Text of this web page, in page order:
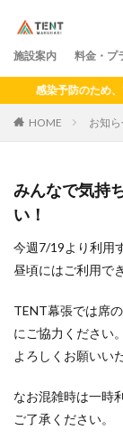
施設案内 料金・プ
感染予防のため、
HOME お知
みんなで気持
い！
今週7/19より利用
昼頃にはご利用で
TENT幕張では席
にご協力ください。
よろしくお願いい
なお混雑時は一時
ご了承ください。
カテゴリー